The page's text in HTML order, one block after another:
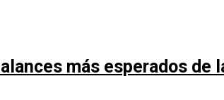
más esperados de